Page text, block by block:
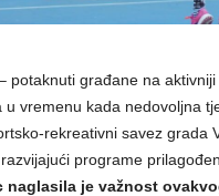
potaknuti građane na
vremenu kada nedovoljna
rekreativni savez grada
programe
naglasila je važnost